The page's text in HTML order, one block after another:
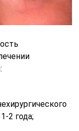
2 года;